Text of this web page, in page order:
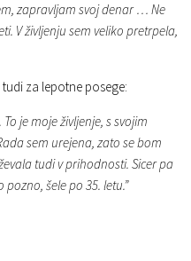
zapravljam svoj denar … Ne
V življenju sem veliko pretrpela,
za lepotne posege:
je moje življenje, s svojim
sem urejena, zato se bom
tudi v prihodnosti. Sicer pa
šele po 35. letu.”